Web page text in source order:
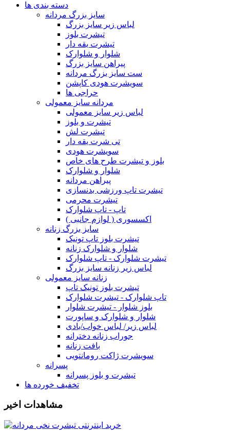
دسته بندی ها
سایز بزرگ مردانه
لباس زیر سایز بزرگ
تیشرت بلوز
تیشرت یقه دار
شلوار و شلوارک
پیراهن سایز بزرگ
ست سایز بزرگ مردانه
سویشرت هودی کاپشن
حراجی ها
مردانه سایز معمولی
لباس زیر سایز معمولی
تیشرت و بلوز
تیشرت لش
تی شرت یقه دار
سویشرت هودی
بلوز و تیشرت طرح های خاص
شلوار و شلوارک
پیراهن مردانه
تیشرت تاپ ورزشی بدنسازی
تیشرت محرمی
تاپ - تاپ شلوارک
اکسسوری ( لوازم جانبی )
سایز بزرگ زنانه
تیشرت بلوز تاپ تونیک
شلوار و شلوارک زنانه
تیشرت شلوارک - تاپ شلوارک
لباس زیر زنانه سایز بزرگ
زنانه سایز معمولی
تیشرت بلوز تونیک تاپ
تاپ شلوارک - تیشرت شلوارک
بلوز شلوار - تیشرت شلوار
شلوار و شلوارک و ساپورت
لباس زیر/ لباس خواب/بادی
جوراب زنانه دخترانه
بافت زنانه
سویشرت ژاکت رومانتویی
پسرانه
تیشرت و بلوز پسرانه
تخفیف خورده ها
مشاهدات اخیر